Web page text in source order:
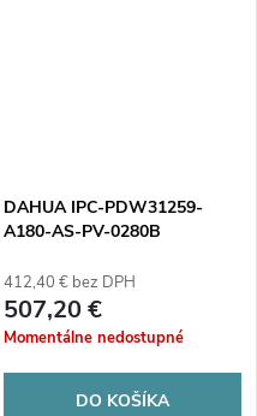
DAHUA IPC-PDW31259-
A180-AS-PV-0280B
412,40 € bez DPH
507,20 €
Momentálne nedostupné
DO KOŠÍKA